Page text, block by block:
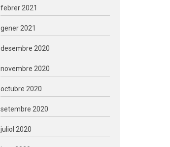
febrer 2021
gener 2021
desembre 2020
novembre 2020
octubre 2020
setembre 2020
juliol 2020